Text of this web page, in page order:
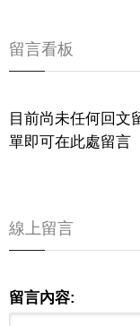
留言看板
目前尚未任何回文
單即可在此處留言
線上留言
留言內容: